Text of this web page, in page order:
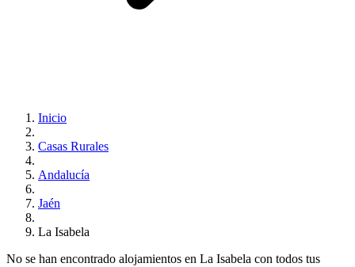
Inicio
Casas Rurales
Andalucía
Jaén
La Isabela
No se han encontrado alojamientos en La Isabela con todos tus